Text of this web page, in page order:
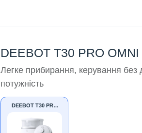
DEEBOT T30 PRO OMNI
Легке прибирання, керування без
потужність
DEEBOT T30 PRO
OMNI